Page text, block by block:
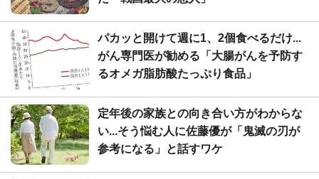
パカッと開けて週に1、2個食べるだけ...
がん専門医が勧める「大腸がんを予防す
るオメガ脂肪酸たっぷり食品」
定年後の家族との向き合い方がわからな
い...そう悩む人に佐藤優が「鬼滅の刃が
参考になる」と話すワケ